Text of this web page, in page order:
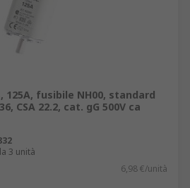
125A, fusibile NH00, standard
CSA 22.2, cat. gG 500V ca
3 unità
6,98 €/unità